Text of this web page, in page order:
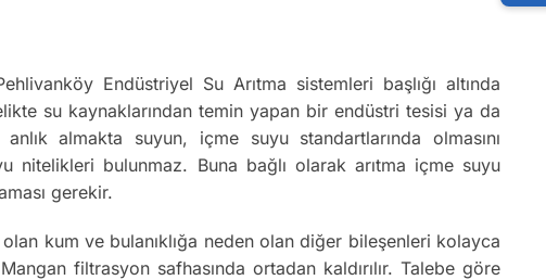
Endüstriyel Su Arıtma sistemleri başlığı altında
su kaynaklarından temin yapan bir endüstri tesisi ya da
almakta suyun, içme suyu standartlarında olmasını
nitelikleri bulunmaz. Buna bağlı olarak arıtma içme suyu
gerekir.
kum ve bulanıklığa neden olan diğer bileşenleri kolayca
filtrasyon safhasında ortadan kaldırılır. Talebe göre